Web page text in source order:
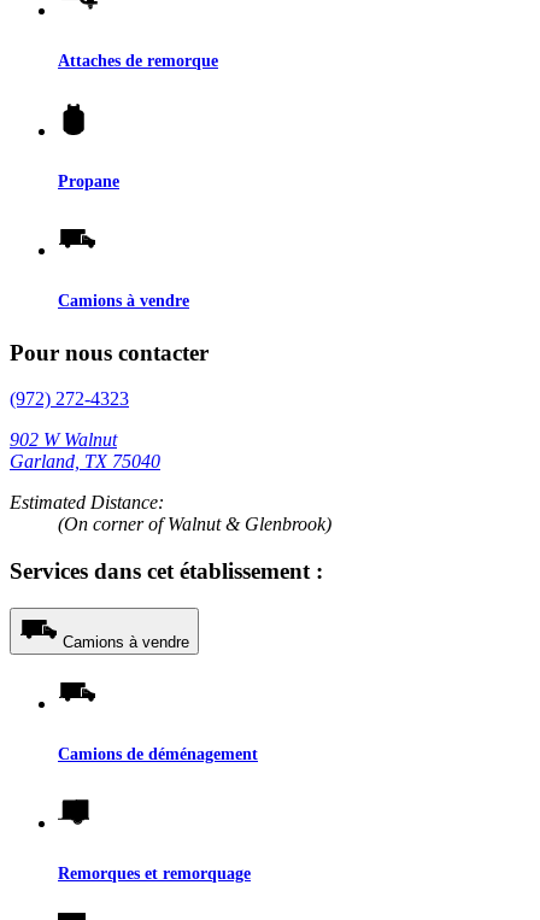
Attaches de remorque
Propane
Camions à vendre
Pour nous contacter
(972) 272-4323
902 W Walnut
Garland, TX 75040
Estimated Distance:
(On corner of Walnut & Glenbrook)
Services dans cet établissement :
Camions à vendre
Camions de déménagement
Remorques et remorquage